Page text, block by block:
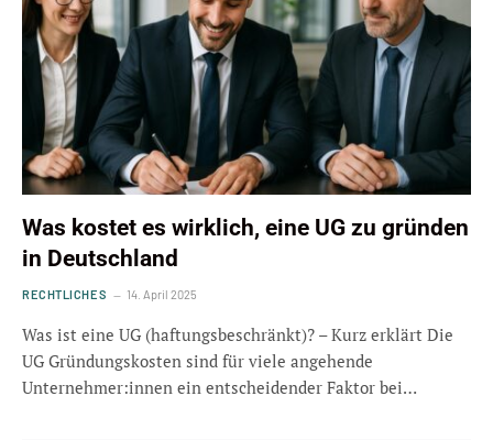
Was kostet es wirklich, eine UG zu gründen
in Deutschland
RECHTLICHES 14. April 2025
Was ist eine UG (haftungsbeschränkt)? – Kurz erklärt Die
UG Gründungskosten sind für viele angehende
Unternehmer:innen ein entscheidender Faktor bei…